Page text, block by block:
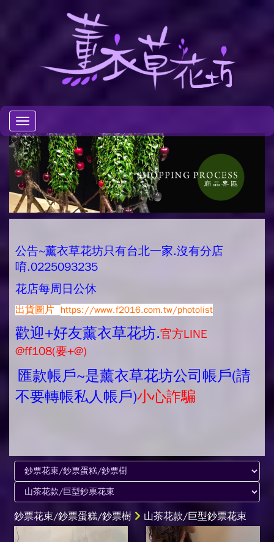
Toggle
navigation
公告~薰衣草花坊只有台北一家.沒有分店
唷.0225093235
花店每周日公休
出貨圖片 https://www.f2016.com.tw/photolist
歡迎+好友薰衣草花坊.官方LINE
@ff108(要+@)
匯款帳戶~是薰衣草花坊公司帳戶(請
不要轉帳私人帳戶)小心詐騙
鈔票花束/鈔票蛋糕/鈔票樹 山茶花款/巨型鈔票花束